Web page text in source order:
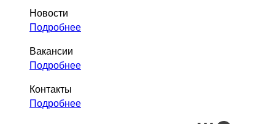
Новости
Подробнее
Вакансии
Подробнее
Контакты
Подробнее